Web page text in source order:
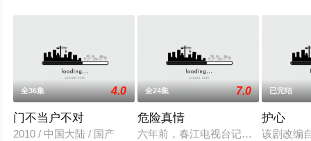
全36集 4.0
门不当户不对
2010 / 中国大陆 / 国产
全24集 7.0
危险真情
六年前，春江电视台记者庄澜去采访
已完结
护心
该剧改编